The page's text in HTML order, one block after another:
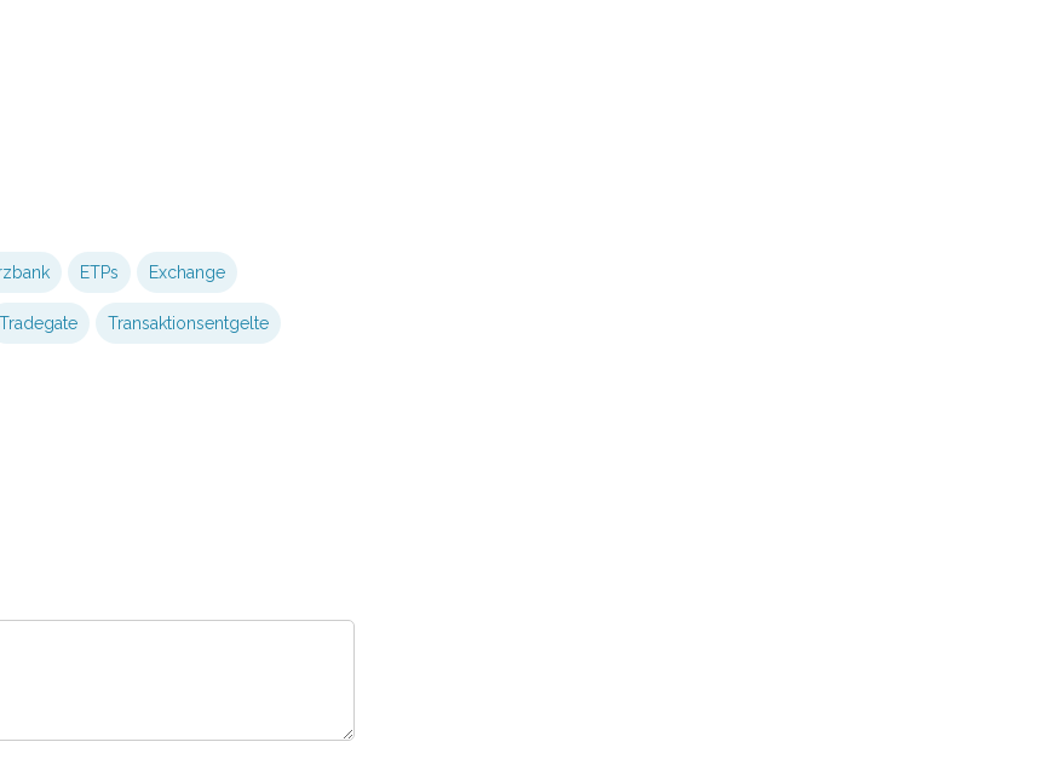
ETPs Exchange
Tradegate Transaktionsentgelte